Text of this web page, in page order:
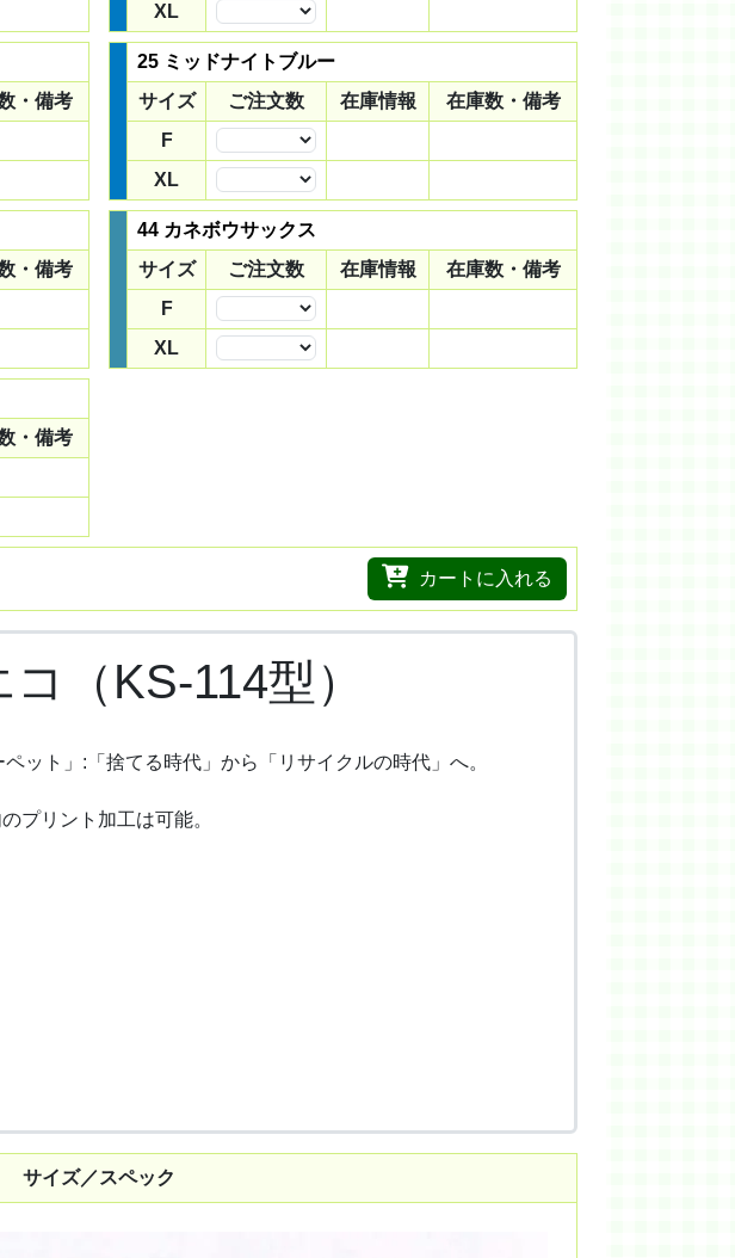
XL
・備考
25 ミッドナイトブルー
サイズ
ご注文数 在庫情報
在庫数・備考
F
XL
・備考
44 カネボウサックス
サイズ
ご注文数 在庫情報
在庫数・備考
F
XL
・備考
カートに入れる
（KS-114型）
ット」:「捨てる時代」から「リサイクルの時代」へ。
プリント加工は可能。
サイズ／スペック